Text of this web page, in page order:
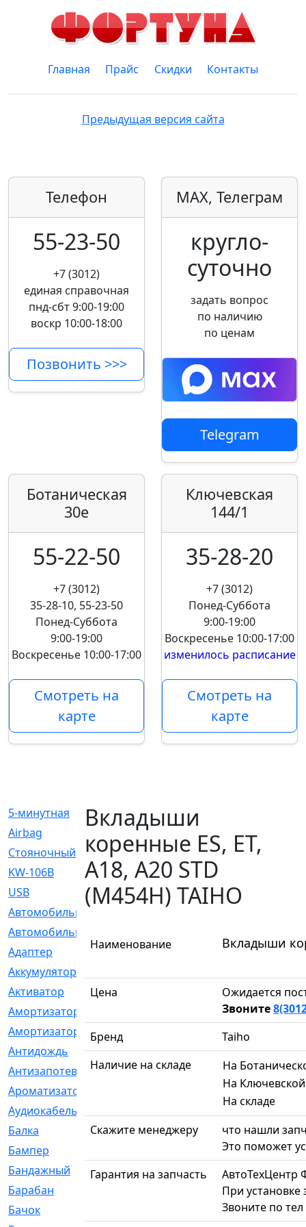
Главная Прайс Скидки Контакты
Предыдущая версия сайта
Телефон
55-23-50
+7 (3012)
единая справочная
пнд-сбт 9:00-19:00
воскр 10:00-18:00
Позвонить >>>
MAX, Телеграм
кругло­
суточно
задать вопрос
по наличию
по ценам
Telegram
Ботаническая
30е
55-22-50
+7 (3012)
35-28-10, 55-23-50
Понед-Суббота
9:00-19:00
Воскресенье 10:00-17:00
Смотреть на
карте
Ключевская
144/1
35-28-20
+7 (3012)
Понед-Суббота
9:00-19:00
Воскресенье 10:00-17:00
изменилось расписание
Смотреть на
карте
5-минутная
[1]
Airbag
[18]
Cтояночный
[1]
KW-106B
[0]
USB
[6]
Автомобильное
Автомобильный
Адаптер
[3]
Аккумулятор
Активатор
Амортизатор
Амортизаторы
Антидождь
[1]
Антизапотеватель
[1]
Ароматизатор
Аудиокабель
Балка
[58]
Бампер
Бандажный
[6]
Барабан
Бачок
Вкладыши
коренные ES, ET,
A18, A20 STD
(M454H) TAIHO
Наименование Вкладыши
Цена
Ожидается
Звоните
Бренд
Taiho
Наличие на складе
На
На Ключевской
На складе
Скажите менеджеру
что нашли
Это поможет
Гарантия на запчасть
АвтоТехЦентр
При установке
Звоните по тел